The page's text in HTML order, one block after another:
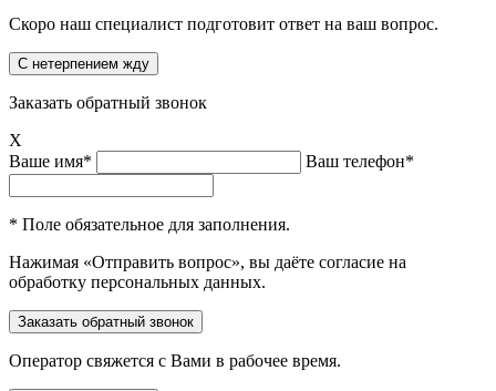
Скоро наш специалист подготовит ответ на ваш вопрос.
Заказать обратный звонок
X
Ваше имя*
Ваш телефон*
* Поле обязательное для заполнения.
Нажимая «Отправить вопрос», вы даёте согласие на
обработку персональных данных.
Оператор свяжется с Вами в рабочее время.